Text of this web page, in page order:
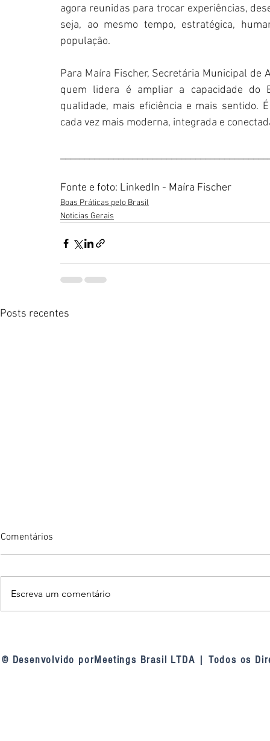
agora reunidas para trocar experiências,
seja, ao mesmo tempo, estratégica,
população.
Para Maíra Fischer, Secretária Municipal
quem lidera é ampliar a capacidade do
qualidade, mais eficiência e mais sentido.
cada vez mais moderna, integrada e
Fonte e foto: LinkedIn - Maíra Fischer
Boas Práticas pelo Brasil
Noticias Gerais
Posts recentes
mudança de entendimento do
tribunal sobre as linhas de
Comentários
Escreva um comentário
© Desenvolvido porMeetings Brasil LTDA | Todos os